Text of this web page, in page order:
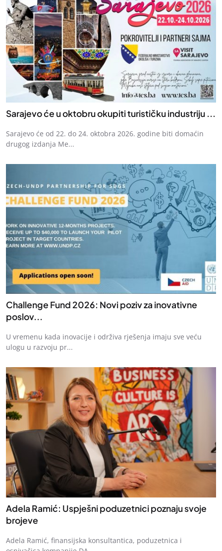
Sarajevo će u oktobru okupiti turističku industriju ...
Sarajevo će od 22. do 24. oktobra 2026. godine biti domaćin
drugog izdanja Me...
Challenge Fund 2026: Novi poziv za inovativne
poslov...
U vremenu kada inovacije i održiva rješenja imaju sve veću
ulogu u razvoju pr...
Adela Ramić: Uspješni poduzetnici poznaju svoje
brojeve
Adela Ramić, finansijska konsultantica, poduzetnica i